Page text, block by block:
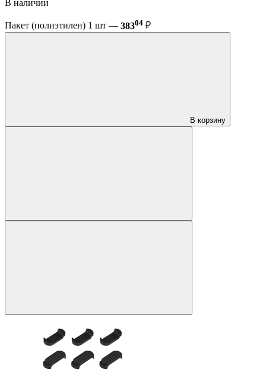
В наличии
Пакет (полиэтилен) 1 шт — 38304 ₽
В корзину